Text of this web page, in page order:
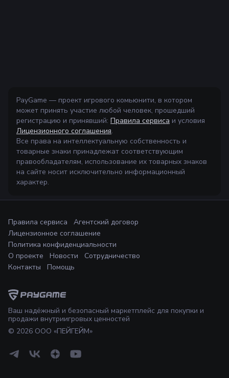
PayGame — проект игрового комьюнити, в котором
может принять участие любой человек, прошедший
регистрацию и принявший: Правила сервиса и условия
Лицензионного соглашения.
Все права на интеллектуальную собственность и
товарные знаки принадлежат соответствующим
правообладателям, использование их товарных знаков
на сайте носит исключительно информационный
характер.
Ваш надёжный и безопасный маркетплейс для покупки и
продажи внутриигровых ценностей
© 2026 ООО «ПЕЙГЕЙМ»
Правила сервиса
Агентский договор
Лицензионное соглашение
Политика конфиденциальности
О проекте
Новости
Сотрудничество
Контакты
Помощь